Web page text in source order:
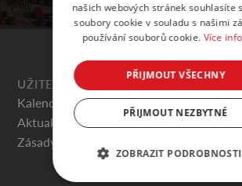
UŽITEČNÉ
Kalendář akcí
Aktuality
Zásady ochrany osobních údajů
našich webových stránek souhlasíte
soubory cookie v souladu s našimi
používání souborů cookie. Více
PŘIJMOUT VŠECHNY
PŘIJMOUT NEZBYTNÉ
ZOBRAZIT PODROBNOSTI